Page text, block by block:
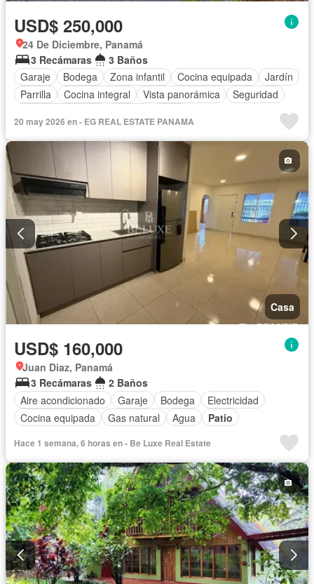
USD$ 250,000
24 De Diciembre, Panamá
3 Recámaras
3 Baños
Garaje
Bodega Zona infantil Cocina equipada
Jardín
Parrilla
Cocina integral Vista panorámica
Seguridad
20 may 2026 en - EG REAL ESTATE PANAMA
Casa
USD$ 160,000
Juan Diaz, Panamá
3 Recámaras
2 Baños
Aire acondicionado
Garaje Bodega
Electricidad
Cocina equipada
Gas natural Agua Patio
Hace 1 semana, 6 horas en - Be Luxe Real Estate